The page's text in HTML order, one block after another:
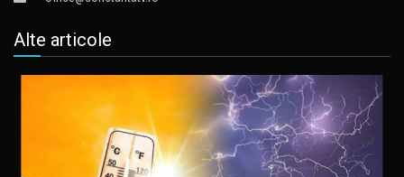
Alte articole